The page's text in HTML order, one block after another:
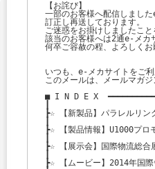
【お詫び】
一部のお客様へ配信しまし
訂正し再送しております。
ご迷惑をお掛けしましたこ
該当のお客様へは2通e-メカ
何卒ご容赦の程、よろしく
いつも、e-メカサイトをご
このメールは、メールマガ
■ I N D E X
┣☆ 【新製品】パラレルリン
┣☆ 【製品情報】U1000プロ
┣☆ 【展示会】国際物流総合
┣☆ 【ムービー】2014年国